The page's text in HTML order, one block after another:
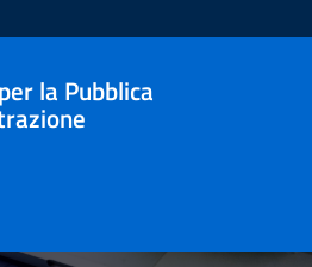
la Pubblica